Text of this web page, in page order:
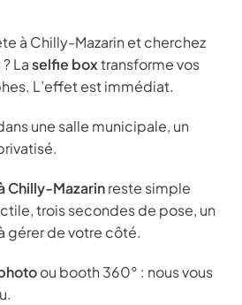
à Chilly-Mazarin et cherchez
Laselfie boxtransforme vos
L’effet est immédiat.
une salle municipale, un
Chilly-Mazarinreste simple
trois secondes de pose, un
gérer de votre côté.
ou booth 360° : nous vous